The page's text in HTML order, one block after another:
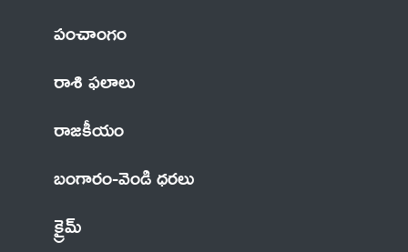
పంచాంగం
రాశి ఫలాలు
రాజకీయం
బంగారం-వెండి ధరలు
క్రైమ్